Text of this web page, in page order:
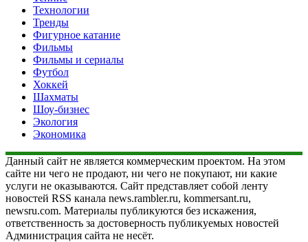
Технологии
Тренды
Фигурное катание
Фильмы
Фильмы и сериалы
Футбол
Хоккей
Шахматы
Шоу-бизнес
Экология
Экономика
Данный сайт не является коммерческим проектом. На этом
сайте ни чего не продают, ни чего не покупают, ни какие
услуги не оказываются. Сайт представляет собой ленту
новостей RSS канала news.rambler.ru, kommersant.ru,
newsru.com. Материалы публикуются без искажения,
ответственность за достоверность публикуемых новостей
Администрация сайта не несёт.